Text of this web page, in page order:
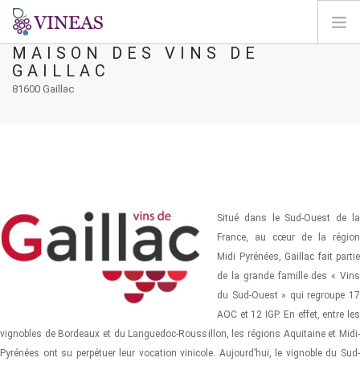
HOME
ABOUT VINEAS
LOGIN
EN
MAISON DES VINS DE
GAILLAC
81600 Gaillac
Situé dans le Sud-Ouest de la
France, au cœur de la région
Midi Pyrénées, Gaillac fait partie
de la grande famille des « Vins
du Sud-Ouest » qui regroupe 17
AOC et 12 IGP. En effet, entre les
vignobles de Bordeaux et du Languedoc-Roussillon, les régions Aquitaine et Midi-
Pyrénées ont su perpétuer leur vocation vinicole. Aujourd’hui, le vignoble du Sud-